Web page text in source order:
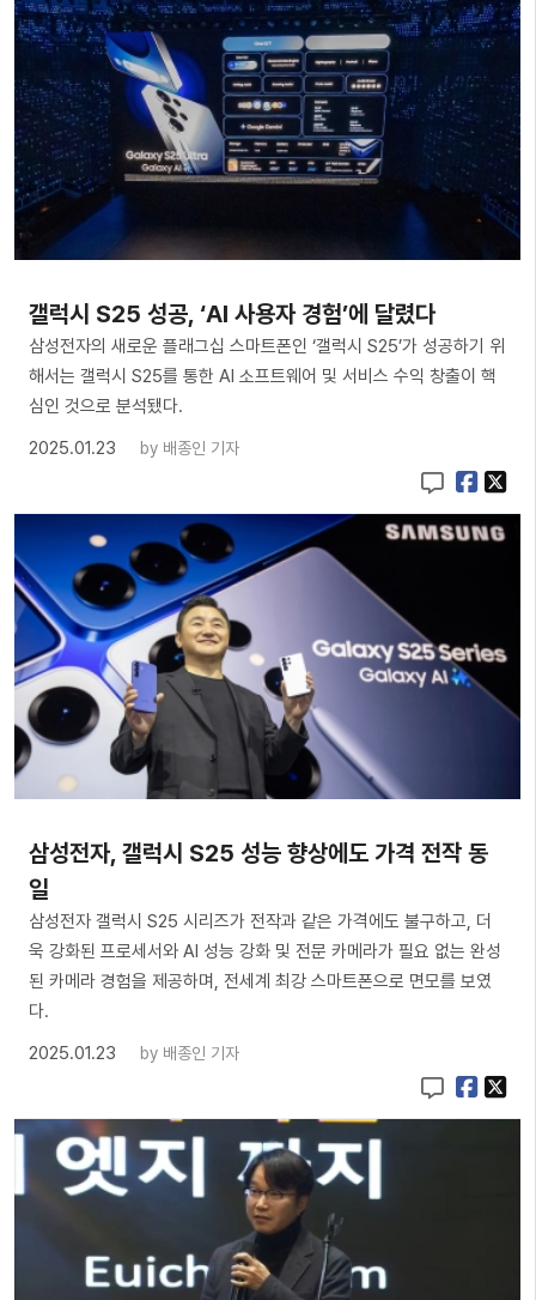
갤럭시 S25 성공, ‘AI 사용자 경험’에 달렸다
삼성전자의 새로운 플래그십 스마트폰인 ‘갤럭시 S25’가 성공하기 위
해서는 갤럭시 S25를 통한 AI 소프트웨어 및 서비스 수익 창출이 핵
심인 것으로 분석됐다.
2025.01.23
by 배종인 기자
삼성전자, 갤럭시 S25 성능 향상에도 가격 전작 동
일
삼성전자 갤럭시 S25 시리즈가 전작과 같은 가격에도 불구하고, 더
욱 강화된 프로세서와 AI 성능 강화 및 전문 카메라가 필요 없는 완성
된 카메라 경험을 제공하며, 전세계 최강 스마트폰으로 면모를 보였
다.
2025.01.23
by 배종인 기자